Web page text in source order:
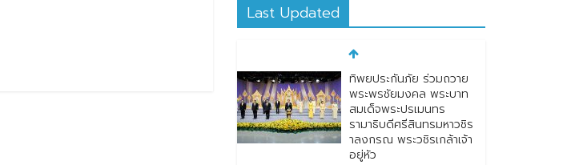
Last Updated
ทิพยประกันภัย ร่วมถวาย
พระพรชัยมงคล พระบาท
สมเด็จพระปรเมนทร
รามาธิบดีศรีสินทรมหาวชิร
าลงกรณ พระวชิรเกล้าเจ้า
อยู่หัว